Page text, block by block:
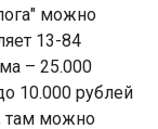
можно
13-84
– 25.000
10.000 рублей
там можно